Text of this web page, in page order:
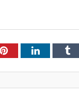
PinterestLinkedIn